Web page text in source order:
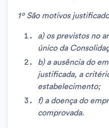
1º São motivos
a) os previstos no
único da
b) a ausência do
justificada, a
estabelecimento;
f) a doença do
comprovada.